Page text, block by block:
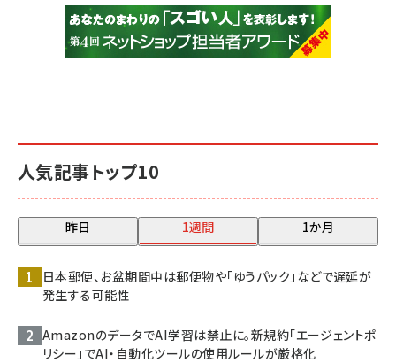
人気記事トップ10
昨日 1週間 1か月
日本郵便、お盆期間中は郵便物や「ゆうパック」などで遅延が
発生する可能性
AmazonのデータでAI学習は禁止に。新規約「エージェントポ
リシー」でAI・自動化ツールの使用ルールが厳格化